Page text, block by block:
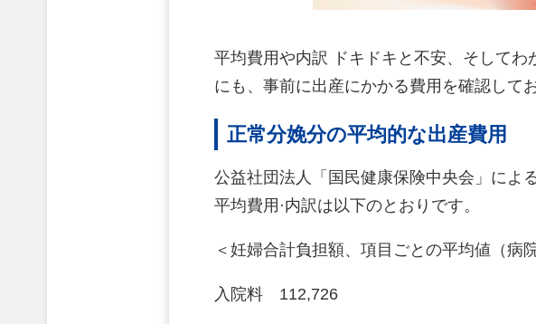
平均費用や内訳 ドキドキと不安、そして
にも、事前に出産にかかる費用を確認して
正常分娩分の平均的な出産費用
公益社団法人「国民健康保険中央会」によ
平均費用·内訳は以下のとおりです。
＜妊婦合計負担額、項目ごとの平均値（病
入院料 112,726